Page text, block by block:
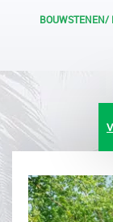
BOUWSTENEN/